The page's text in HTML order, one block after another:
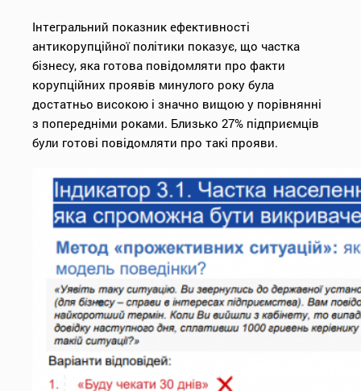
Інтегральний показник ефективності
антикорупційної політики показує, що частка
бізнесу, яка готова повідомляти про факти
корупційних проявів минулого року була
достатньо високою і значно вищою у порівнянні
з попередніми роками. Близько 27% підприємців
були готові повідомляти про такі прояви.